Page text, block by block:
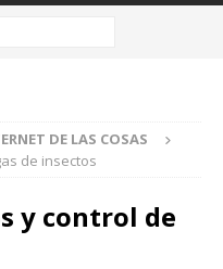
DE LAS COSAS
de insectos
y control de